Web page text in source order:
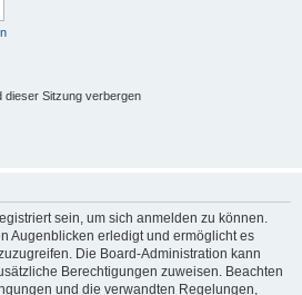
dieser Sitzung verbergen
sein, um sich anmelden zu können.
Augenblicken erledigt und ermöglicht es
Die Board-Administration kann
Berechtigungen zuweisen. Beachten
und die verwandten Regelungen,